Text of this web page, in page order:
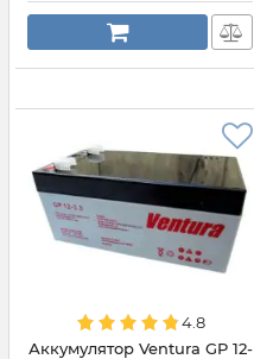
4.8
Аккумулятор Ventura GP 12-